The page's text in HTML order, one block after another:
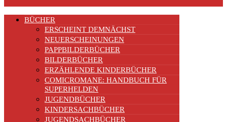
BÜCHER
ERSCHEINT DEMNÄCHST
NEUERSCHEINUNGEN
PAPPBILDERBÜCHER
BILDERBÜCHER
ERZÄHLENDE KINDERBÜCHER
COMICROMANE: HANDBUCH FÜR
SUPERHELDEN
JUGENDBÜCHER
KINDERSACHBÜCHER
JUGENDSACHBÜCHER